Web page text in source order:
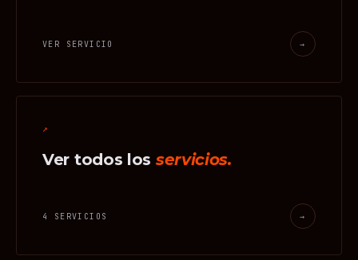
VER SERVICIO →
↗
Ver todos losservicios.
4 SERVICIOS →